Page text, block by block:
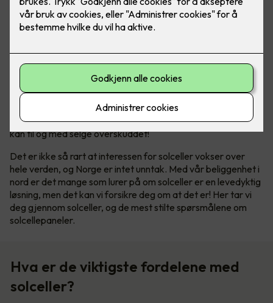
Solceller er en bærekraftig energikilde, som hjelper både
ypperlig for solcellepanel!
Bli din egen strømprodusent
Solenergi har blitt en stadig mer populær og bærekraftig
energikilde. Ikke bare produserer man sin egen energi, man
kan til og med selge overskuddet!
Det er ikke så rart at interessen for solceller vokser over
hele verden, og Norge er intet unntak. Med vår beliggenhet i
nord er det mange som lurer på om solceller er en levedyktig
løsning, men det kan vi forsikre deg om at det er! Her tar vi
deg gjennom solceller, og de mest stilte spørsmålene om
solcellepaneler.
Hva er de viktigste fordelene med
solceller?